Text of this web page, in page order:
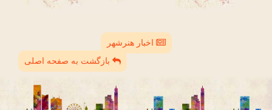
اخبار هنرشهر
بازگشت به صفحه اصلی